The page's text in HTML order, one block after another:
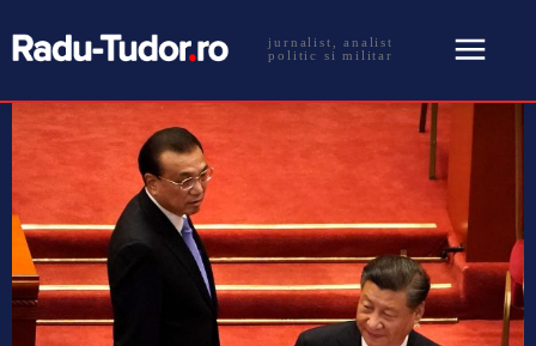
jurnalist, analist
politic si militar